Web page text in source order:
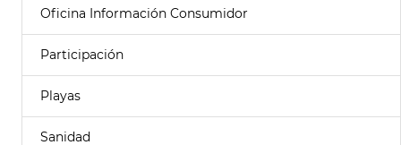
Oficina Información Consumidor
Participación
Playas
Sanidad